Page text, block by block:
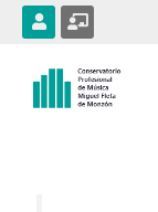
U
s
e
C
h
a
k
b
o